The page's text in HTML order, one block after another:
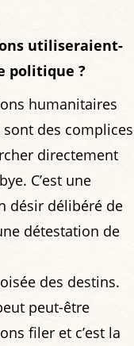
utiliseraient-
politique ?
humanitaires
des complices
directement
C’est une
désir délibéré de
détestation de
des destins.
peut-être
filer et c’est la